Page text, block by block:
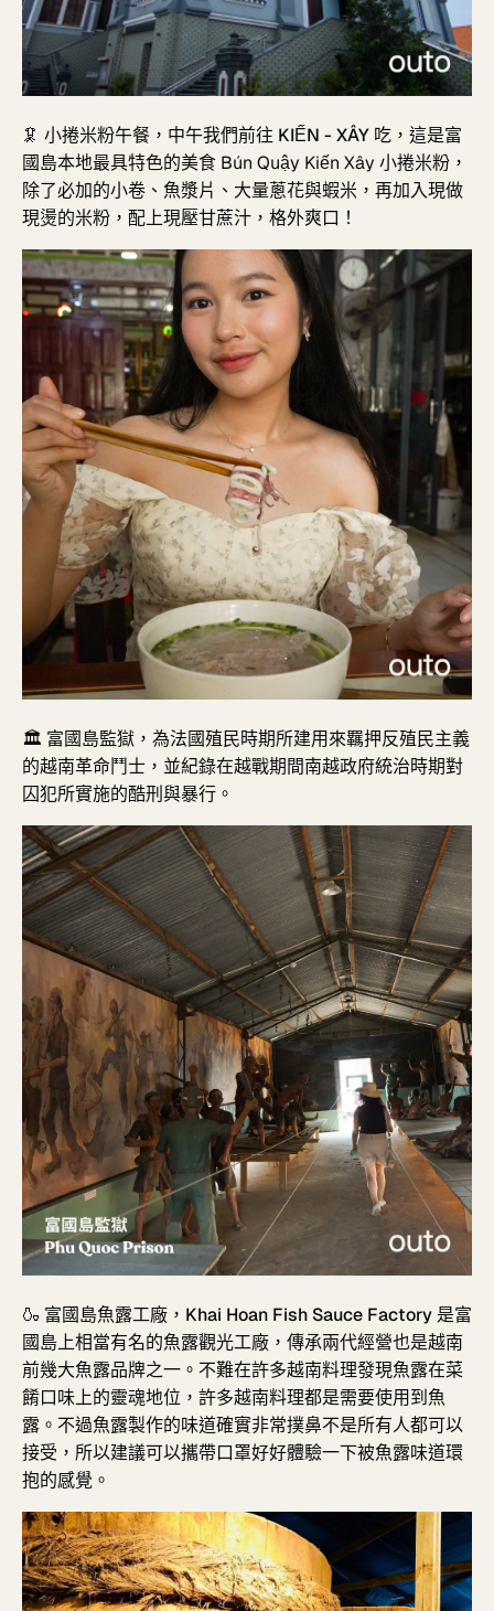
🦑 小捲米粉午餐，中午我們前往 KIẾN - XÂY 吃 ，這是富
國島本地最具特色的美食 Bún Quậy Kiến Xây 小捲米粉，
除了必加的小卷、魚漿片、大量蔥花與蝦米，再加入現做
現燙的米粉，配上現壓甘蔗汁，格外爽口！
🏛️ 富國島監獄， 為法國殖民時期所建用來羈押反殖民主義
的越南革命鬥士，並紀錄在越戰期間南越政府統治時期對
囚犯所實施的酷刑與暴行。
🍶 富國島魚露工廠， Khai Hoan Fish Sauce Factory 是富
國島上相當有名的魚露觀光工廠，傳承兩代經營也是越南
前幾大魚露品牌之一。不難在許多越南料理發現魚露在菜
餚口味上的靈魂地位，許多越南料理都是需要使用到魚
露。不過魚露製作的味道確實非常撲鼻不是所有人都可以
接受，所以建議可以攜帶口罩好好體驗一下被魚露味道環
抱的感覺。